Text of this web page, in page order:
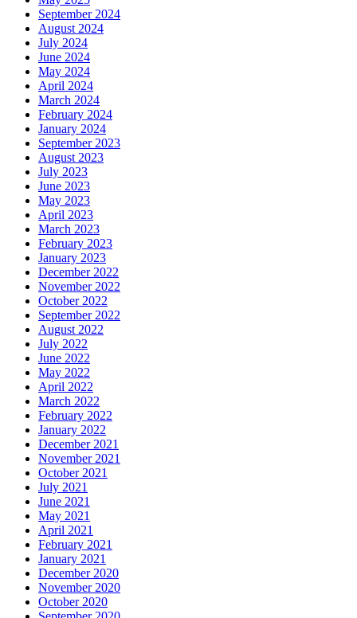
September 2024
August 2024
July 2024
June 2024
May 2024
April 2024
March 2024
February 2024
January 2024
September 2023
August 2023
July 2023
June 2023
May 2023
April 2023
March 2023
February 2023
January 2023
December 2022
November 2022
October 2022
September 2022
August 2022
July 2022
June 2022
May 2022
April 2022
March 2022
February 2022
January 2022
December 2021
November 2021
October 2021
July 2021
June 2021
May 2021
April 2021
February 2021
January 2021
December 2020
November 2020
October 2020